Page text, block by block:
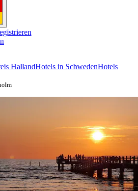
HallandHotels in SchwedenHotels